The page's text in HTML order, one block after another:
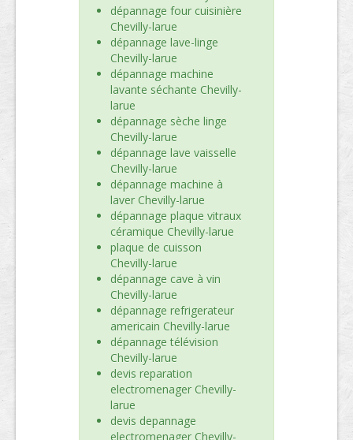
dépannage four cuisinière
Chevilly-larue
dépannage lave-linge
Chevilly-larue
dépannage machine
lavante séchante Chevilly-
larue
dépannage sèche linge
Chevilly-larue
dépannage lave vaisselle
Chevilly-larue
dépannage machine à
laver Chevilly-larue
dépannage plaque vitraux
céramique Chevilly-larue
plaque de cuisson
Chevilly-larue
dépannage cave à vin
Chevilly-larue
dépannage refrigerateur
americain Chevilly-larue
dépannage télévision
Chevilly-larue
devis reparation
electromenager Chevilly-
larue
devis depannage
electromenager Chevilly-